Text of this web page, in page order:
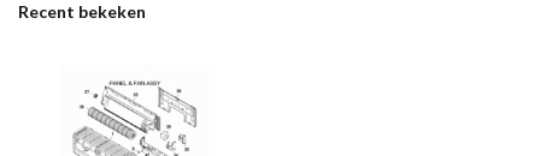
Recent bekeken